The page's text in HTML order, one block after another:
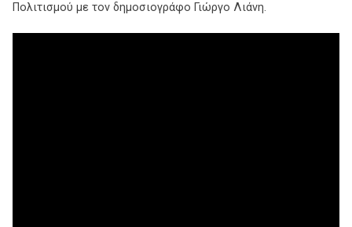
Πολιτισμού με τον δημοσιογράφο Γιώργο Λιάνη.